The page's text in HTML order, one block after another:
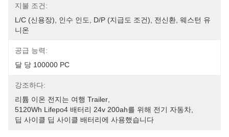
지불 조건:
L/C (신용장), 인수 인도, D/P (지급도 조건), 전신환, 웨스턴 유
니온
공급 능력:
달 당 100000 PC
강조하다:
리튬 이온 전지는 여행 Trailer
5120Wh Lifepo4 배터리 24v 200ah를 위해 전기 자동차
딥 사이클 딥 사이클 배터리에 사용했습니다